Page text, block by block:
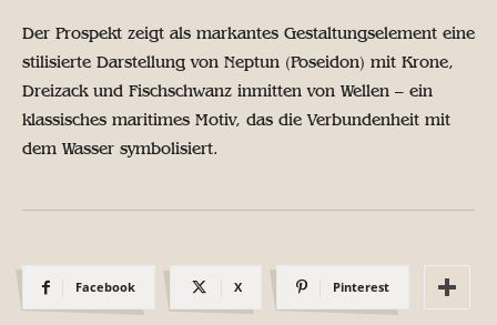
Der Prospekt zeigt als markantes Gestaltungselement eine
stilisierte Darstellung von Neptun (Poseidon) mit Krone,
Dreizack und Fischschwanz inmitten von Wellen – ein
klassisches maritimes Motiv, das die Verbundenheit mit
dem Wasser symbolisiert.
Facebook X Pinterest